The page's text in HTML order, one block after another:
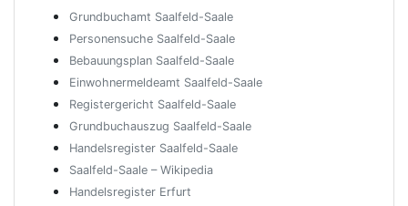
Grundbuchamt Saalfeld-Saale
Personensuche Saalfeld-Saale
Bebauungsplan Saalfeld-Saale
Einwohnermeldeamt Saalfeld-Saale
Registergericht Saalfeld-Saale
Grundbuchauszug Saalfeld-Saale
Handelsregister Saalfeld-Saale
Saalfeld-Saale – Wikipedia
Handelsregister Erfurt